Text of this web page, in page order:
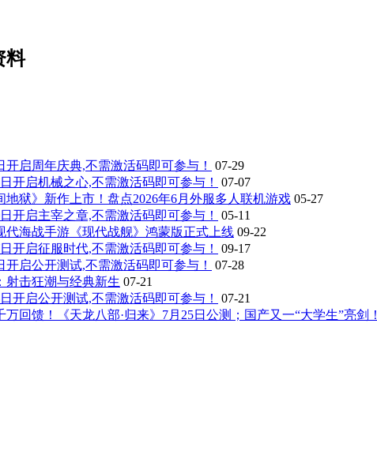
料
开启周年庆典,不需激活码即可参与！
07-29
开启机械之心,不需激活码即可参与！
07-07
狱》新作上市！盘点2026年6月外服多人联机游戏 05-27
开启主宰之章,不需激活码即可参与！
05-11
代海战手游《现代战舰》鸿蒙版正式上线 09-22
开启征服时代,不需激活码即可参与！
09-17
开启公开测试,不需激活码即可参与！
07-28
射击狂潮与经典新生 07-21
开启公开测试,不需激活码即可参与！
07-21
回馈！《天龙八部·归来》7月25日公测；国产又一“大学生”亮剑！